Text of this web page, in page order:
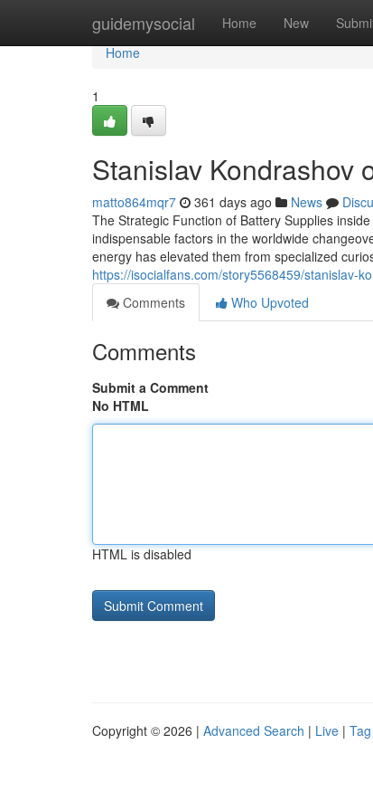
guidemysocial Home New
Home
Home
1
Stanislav Kondrashov
matto864mqr7 361 days ago News
The Strategic Function of Battery Supplies
indispensable factors in the worldwide
energy has elevated them from specialized
https://isocialfans.com/story5568459/stanislav-
Comments
Who Upvoted
Comments
Submit a Comment
No HTML
HTML is disabled
Copyright © 2026 | Advanced Search | Live |